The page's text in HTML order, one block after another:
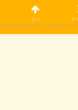
上へ サ